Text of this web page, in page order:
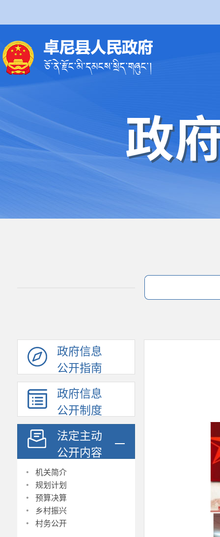
政府信息
公开指南
政府信息
公开制度
法定主动
公开内容
· 机关简介
· 规划计划
· 预算决算
· 乡村振兴
· 村务公开